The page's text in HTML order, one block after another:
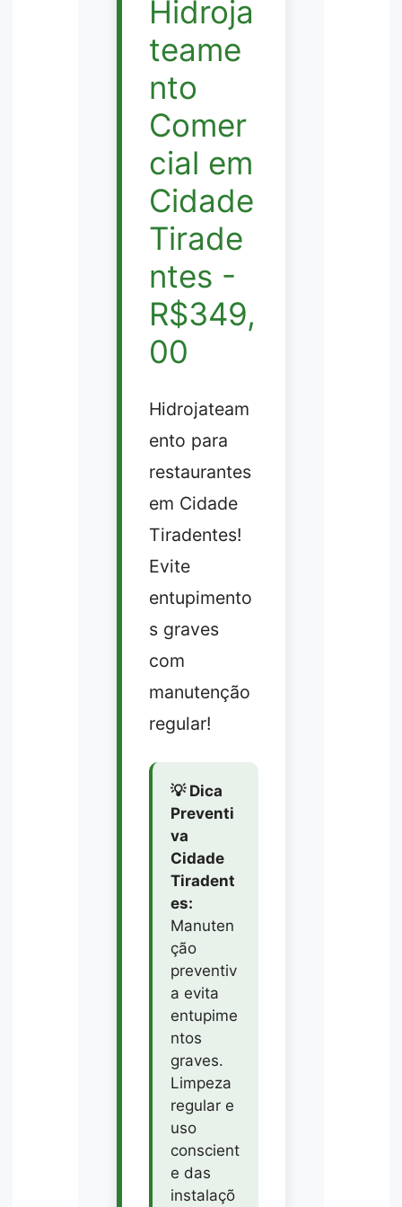
Hidroja
teame
nto
Comer
cial em
Cidade
Tirade
ntes -
R$349,
00
Hidrojateam
ento para
restaurantes
em Cidade
Tiradentes!
Evite
entupimento
s graves
com
manutenção
regular!
💡 Dica
Preventi
va
Cidade
Tiradent
es:
Manuten
ção
preventiv
a evita
entupime
ntos
graves.
Limpeza
regular e
uso
conscient
e das
instalaçõ